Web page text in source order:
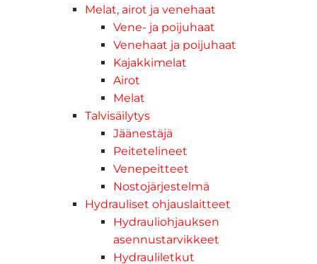
Melat, airot ja venehaat
Vene- ja poijuhaat
Venehaat ja poijuhaat
Kajakkimelat
Airot
Melat
Talvisäilytys
Jäänestäjä
Peitetelineet
Venepeitteet
Nostojärjestelmä
Hydrauliset ohjauslaitteet
Hydrauliohjauksen
asennustarvikkeet
Hydrauliletkut